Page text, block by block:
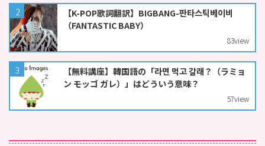
【K-POP歌詞翻訳】BIGBANG-판타스틱베이비
（FANTASTIC BABY）
83view
【無料講座】韓国語の「라면 먹고 갈래？（ラミョ
ン モッゴ ガレ）」はどういう意味？
57view